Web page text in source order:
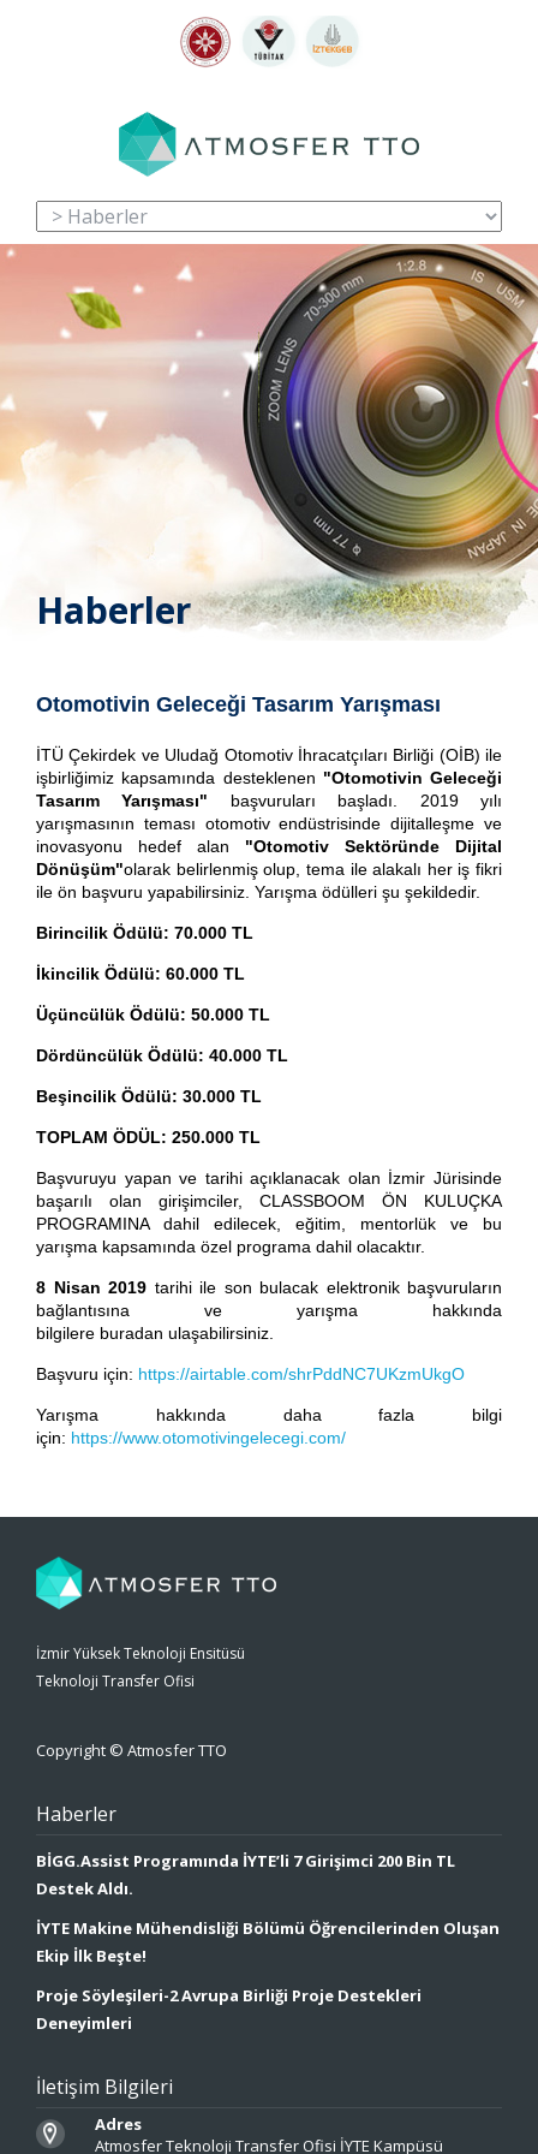
Haberler
Otomotivin Geleceği Tasarım Yarışması
İTÜ Çekirdek ve Uludağ Otomotiv İhracatçıları Birliği (OİB) ile
işbirliğimiz kapsamında desteklenen "Otomotivin Geleceği
Tasarım Yarışması" başvuruları başladı. 2019 yılı
yarışmasının teması otomotiv endüstrisinde dijitalleşme ve
inovasyonu hedef alan "Otomotiv Sektöründe Dijital
Dönüşüm"olarak belirlenmiş olup, tema ile alakalı her iş fikri
ile ön başvuru yapabilirsiniz. Yarışma ödülleri şu şekildedir.
Birincilik Ödülü: 70.000 TL
İkincilik Ödülü: 60.000 TL
Üçüncülük Ödülü: 50.000 TL
Dördüncülük Ödülü: 40.000 TL
Beşincilik Ödülü: 30.000 TL
TOPLAM ÖDÜL: 250.000 TL
Başvuruyu yapan ve tarihi açıklanacak olan İzmir Jürisinde
başarılı olan girişimciler, CLASSBOOM ÖN KULUÇKA
PROGRAMINA dahil edilecek, eğitim, mentorlük ve bu
yarışma kapsamında özel programa dahil olacaktır.
8 Nisan 2019 tarihi ile son bulacak elektronik başvuruların
bağlantısına ve yarışma hakkında
bilgilere buradan ulaşabilirsiniz.
Başvuru için: https://airtable.com/shrPddNC7UKzmUkgO
Yarışma hakkında daha fazla bilgi
için: https://www.otomotivingelecegi.com/
İzmir Yüksek Teknoloji Ensitüsü
Teknoloji Transfer Ofisi
Copyright © Atmosfer TTO
Haberler
BİGG.Assist Programında İYTE’li 7 Girişimci 200 Bin TL
Destek Aldı.
İYTE Makine Mühendisliği Bölümü Öğrencilerinden Oluşan
Ekip İlk Beşte!
Proje Söyleşileri-2 Avrupa Birliği Proje Destekleri
Deneyimleri
İletişim Bilgileri
Adres
Atmosfer Teknoloji Transfer Ofisi İYTE Kampüsü